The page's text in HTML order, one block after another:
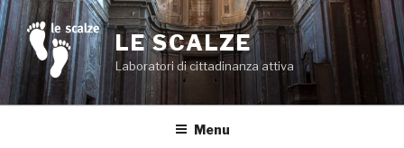
Salta
al
contenuto
LE SCALZE
Laboratori di cittadinanza attiva
Menu